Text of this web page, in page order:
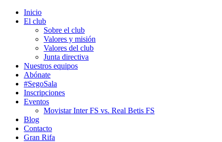
Inicio
El club
Sobre el club
Valores y misión
Valores del club
Junta directiva
Nuestros equipos
Abónate
#SegoSala
Inscripciones
Eventos
Movistar Inter FS vs. Real Betis FS
Blog
Contacto
Gran Rifa